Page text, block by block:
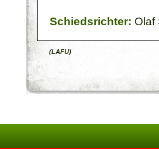
Schiedsrichter: Olaf
(LAFU)